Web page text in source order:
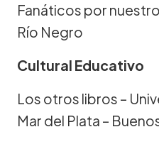
Fanáticos por
Río Negro
Cultural Educativo
Los otros libros –
Mar del Plata –